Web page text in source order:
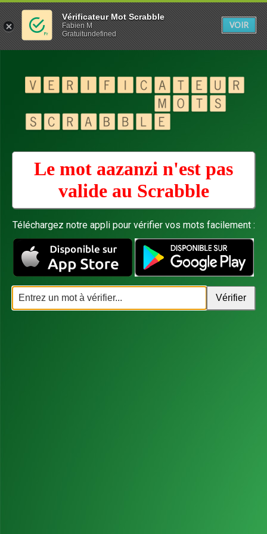
Le mot aazanzi n'est pas
valide au Scrabble
Téléchargez notre appli pour vérifier vos mots facilement :
Vérificateur Mot Scrabble
Fabien M
Gratuitundefined
VOIR